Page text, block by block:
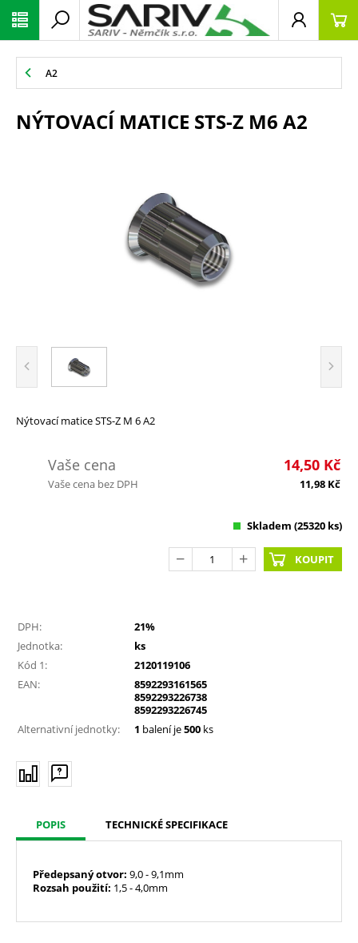
A2
NÝTOVACÍ MATICE STS-Z M6 A2
Nýtovací matice STS-Z M 6 A2
Vaše cena 14,50 Kč
Vaše cena bez DPH 11,98 Kč
Skladem (25320 ks)
KOUPIT
DPH:
21%
Jednotka:
ks
Kód 1:
2120119106
EAN:
8592293161565
8592293226738
8592293226745
Alternativní jednotky:
1 balení je500 ks
POPIS TECHNICKÉ SPECIFIKACE
Předepsanýotvor: 9,0 - 9,1mm
Rozsah použití: 1,5 - 4,0mm